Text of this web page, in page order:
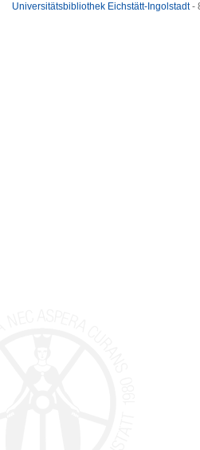
Universitätsbibliothek Eichstätt-Ingolstadt-